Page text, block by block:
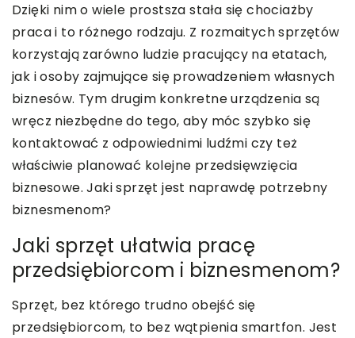
Dzięki nim o wiele prostsza stała się chociażby
praca i to różnego rodzaju. Z rozmaitych sprzętów
korzystają zarówno ludzie pracujący na etatach,
jak i osoby zajmujące się prowadzeniem własnych
biznesów. Tym drugim konkretne urządzenia są
wręcz niezbędne do tego, aby móc szybko się
kontaktować z odpowiednimi ludźmi czy też
właściwie planować kolejne przedsięwzięcia
biznesowe. Jaki sprzęt jest naprawdę potrzebny
biznesmenom?
Jaki sprzęt ułatwia pracę
przedsiębiorcom i biznesmenom?
Sprzęt, bez którego trudno obejść się
przedsiębiorcom, to bez wątpienia smartfon. Jest